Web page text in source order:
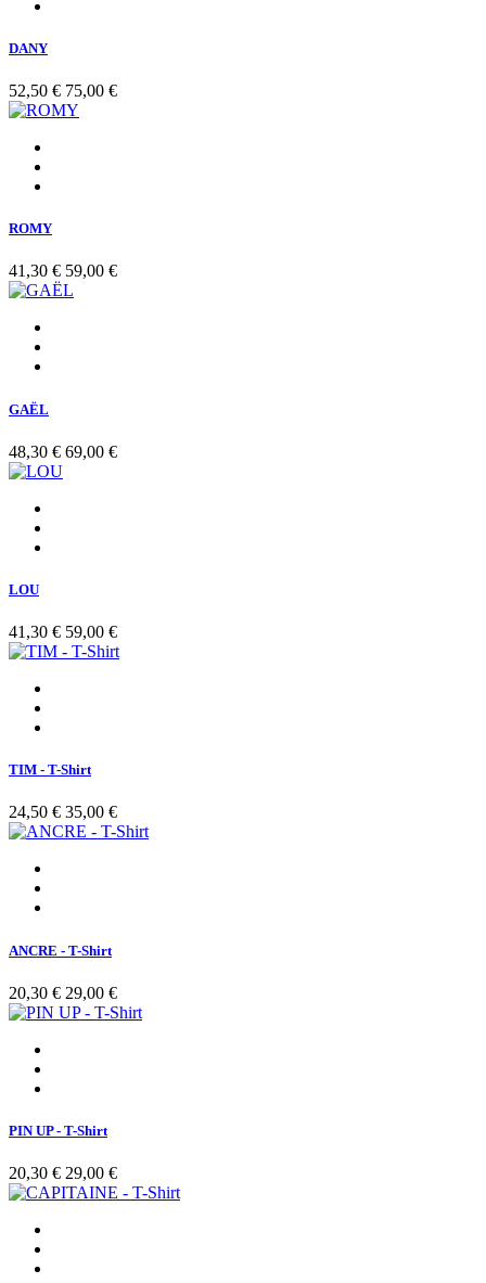
DANY
52,50 € 75,00 €
ROMY
41,30 € 59,00 €
GAËL
48,30 € 69,00 €
LOU
41,30 € 59,00 €
TIM - T-Shirt
24,50 € 35,00 €
ANCRE - T-Shirt
20,30 € 29,00 €
PIN UP - T-Shirt
20,30 € 29,00 €